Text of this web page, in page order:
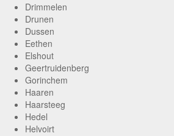
Drimmelen
Drunen
Dussen
Eethen
Elshout
Geertruidenberg
Gorinchem
Haaren
Haarsteeg
Hedel
Helvoirt